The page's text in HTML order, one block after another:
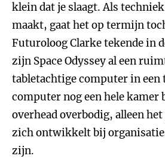
klein dat je slaagt. Als
maakt, gaat het op termijn
Futuroloog Clarke tekende in
zijn Space Odyssey al een
tabletachtige computer in een
computer nog een hele kamer
overhead overbodig, alleen
zich ontwikkelt bij
zijn.